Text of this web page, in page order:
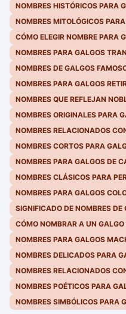
NOMBRES HISTÓRICOS PARA
NOMBRES MITOLÓGICOS
CÓMO ELEGIR NOMBRE PARA
NOMBRES PARA GALGOS
NOMBRES DE GALGOS
NOMBRES PARA GALGOS
NOMBRES QUE REFLEJAN
NOMBRES ORIGINALES PARA
NOMBRES RELACIONADOS
NOMBRES CORTOS PARA
NOMBRES PARA GALGOS DE
NOMBRES CLÁSICOS PARA
NOMBRES PARA GALGOS
SIGNIFICADO DE NOMBRES DE
CÓMO NOMBRAR A UN
NOMBRES PARA GALGOS
NOMBRES DELICADOS PARA
NOMBRES RELACIONADOS
NOMBRES POÉTICOS PARA
NOMBRES SIMBÓLICOS PARA